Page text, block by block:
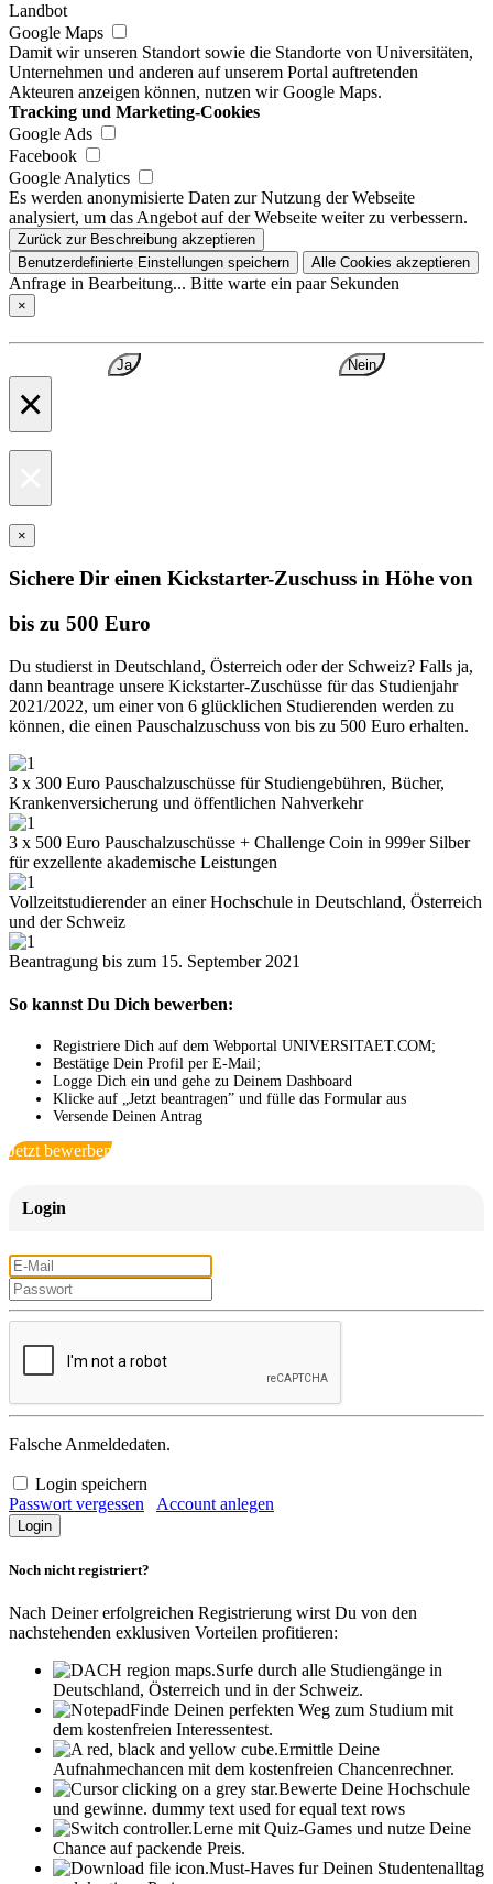
Landbot
Google Maps
Damit wir unseren Standort sowie die Standorte von Universitäten,
Unternehmen und anderen auf unserem Portal auftretenden
Akteuren anzeigen können, nutzen wir Google Maps.
Tracking und Marketing-Cookies
Google Ads
Facebook
Google Analytics
Es werden anonymisierte Daten zur Nutzung der Webseite
analysiert, um das Angebot auf der Webseite weiter zu verbessern.
Zurück zur Beschreibung akzeptieren
Benutzerdefinierte Einstellungen speichern
Alle Cookies akzeptieren
Anfrage in Bearbeitung... Bitte warte ein paar Sekunden
×
Ja Nein
×
×
Sichere Dir einen Kickstarter-Zuschuss in Höhe von
bis zu 500 Euro
Du studierst in Deutschland, Österreich oder der Schweiz? Falls ja,
dann beantrage unsere Kickstarter-Zuschüsse für das Studienjahr
2021/2022, um einer von 6 glücklichen Studierenden werden zu
können, die einen Pauschalzuschuss von bis zu 500 Euro erhalten.
3 x 300 Euro Pauschalzuschüsse für Studiengebühren, Bücher,
Krankenversicherung und öffentlichen Nahverkehr
3 x 500 Euro Pauschalzuschüsse + Challenge Coin in 999er Silber
für exzellente akademische Leistungen
Vollzeitstudierender an einer Hochschule in Deutschland, Österreich
und der Schweiz
Beantragung bis zum 15. September 2021
So kannst Du Dich bewerben:
Registriere Dich auf dem Webportal UNIVERSITAET.COM;
Bestätige Dein Profil per E-Mail;
Logge Dich ein und gehe zu Deinem Dashboard
Klicke auf „Jetzt beantragen” und fülle das Formular aus
Versende Deinen Antrag
Jetzt bewerben
Login
Falsche Anmeldedaten.
Login speichern
Passwort vergessen
Account anlegen
Noch nicht registriert?
Nach Deiner erfolgreichen Registrierung wirst Du von den
nachstehenden exklusiven Vorteilen profitieren:
Surfe durch alle Studiengänge in
Deutschland, Österreich und in der Schweiz.
Finde Deinen perfekten Weg zum Studium mit
dem kostenfreien Interessentest.
Ermittle Deine
Aufnahmechancen mit dem kostenfreien Chancenrechner.
Bewerte Deine Hochschule
und gewinne. dummy text used for equal text rows
Lerne mit Quiz-Games und nutze Deine
Chance auf packende Preis.
Must-Haves fur Deinen Studentenalltag